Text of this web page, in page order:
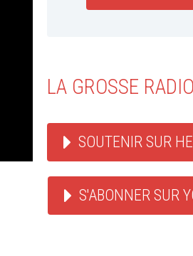
LA GROSSE RADIO
SOUTENIR SUR
S'ABONNER SUR